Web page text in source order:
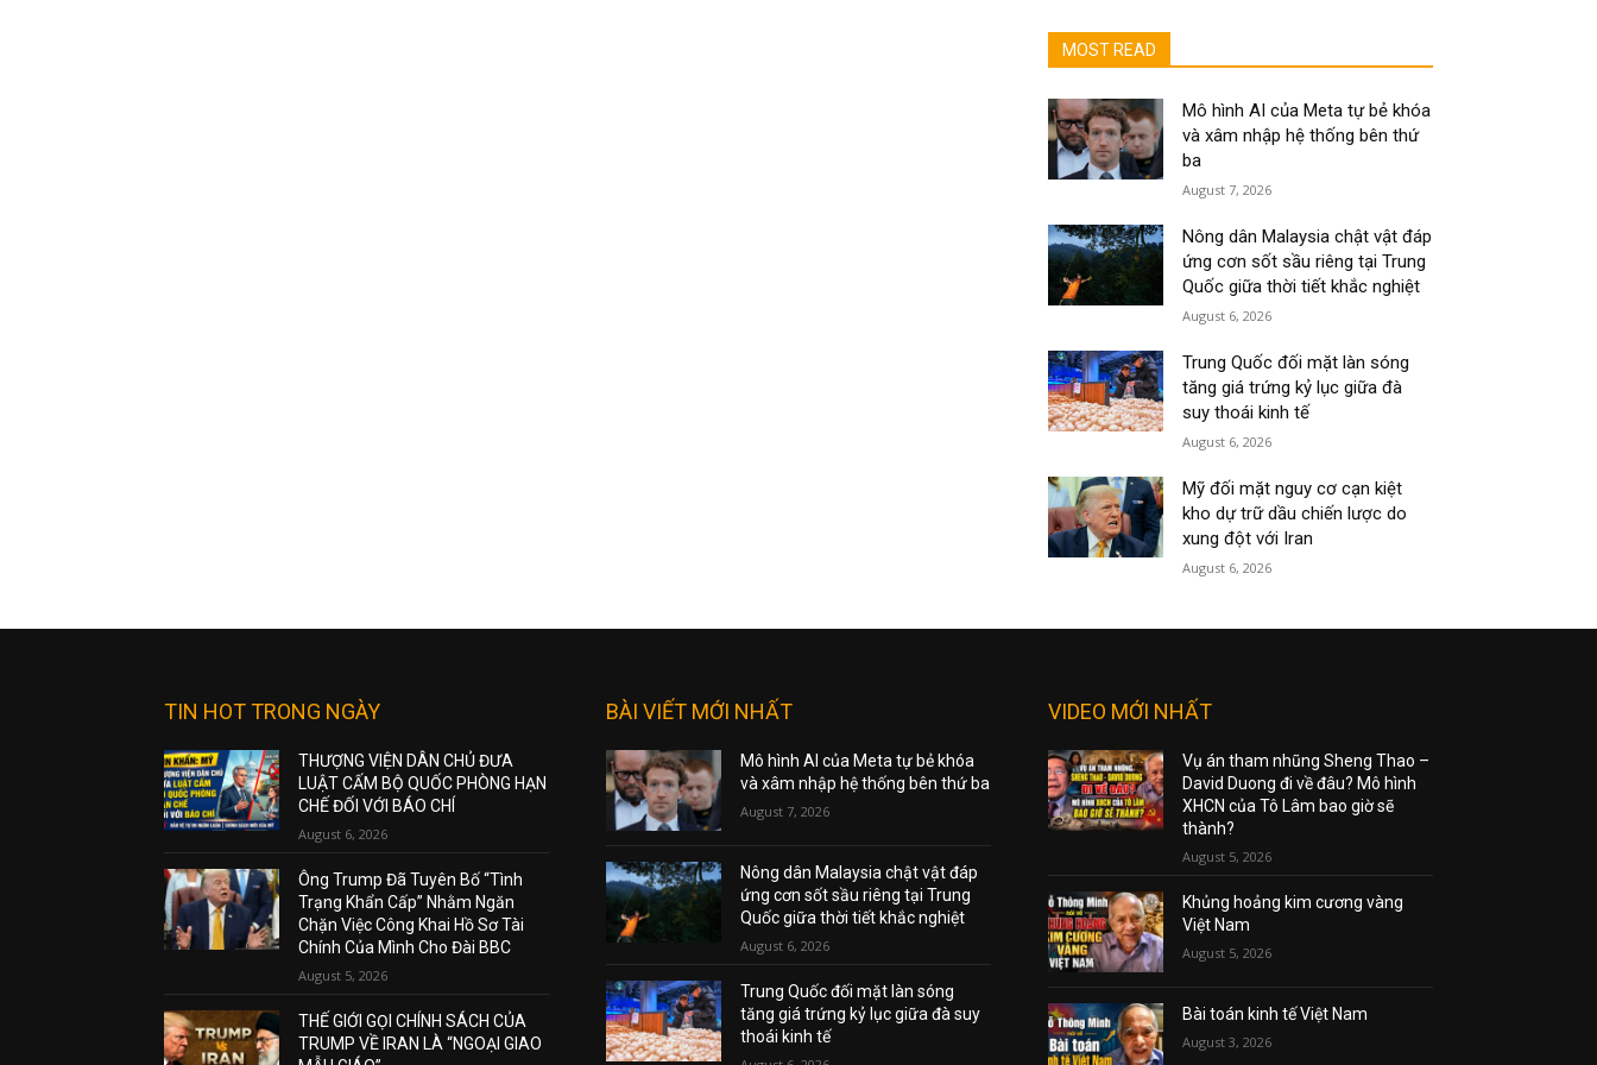
MOST READ
Mô hình AI của Meta tự bẻ khóa
và xâm nhập hệ thống bên thứ
ba
August 7, 2026
Nông dân Malaysia chật vật đáp
ứng cơn sốt sầu riêng tại Trung
Quốc giữa thời tiết khắc nghiệt
August 6, 2026
Trung Quốc đối mặt làn sóng
tăng giá trứng kỷ lục giữa đà
suy thoái kinh tế
August 6, 2026
Mỹ đối mặt nguy cơ cạn kiệt
kho dự trữ dầu chiến lược do
xung đột với Iran
August 6, 2026
TIN HOT TRONG NGÀY
THƯỢNG VIỆN DÂN CHỦ ĐƯA
LUẬT CẤM BỘ QUỐC PHÒNG HẠN
CHẾ ĐỐI VỚI BÁO CHÍ
August 6, 2026
Ông Trump Đã Tuyên Bố “Tình
Trạng Khẩn Cấp” Nhằm Ngăn
Chặn Việc Công Khai Hồ Sơ Tài
Chính Của Mình Cho Đài BBC
August 5, 2026
THẾ GIỚI GỌI CHÍNH SÁCH CỦA
TRUMP VỀ IRAN LÀ “NGOẠI GIAO
BÀI VIẾT MỚI NHẤT
Mô hình AI của Meta tự bẻ khóa
và xâm nhập hệ thống bên thứ ba
August 7, 2026
Nông dân Malaysia chật vật đáp
ứng cơn sốt sầu riêng tại Trung
Quốc giữa thời tiết khắc nghiệt
August 6, 2026
Trung Quốc đối mặt làn sóng
tăng giá trứng kỷ lục giữa đà suy
thoái kinh tế
VIDEO MỚI NHẤT
Vụ án tham nhũng Sheng Thao –
David Duong đi về đâu? Mô hình
XHCN của Tô Lâm bao giờ sẽ
thành?
August 5, 2026
Khủng hoảng kim cương vàng
Việt Nam
August 5, 2026
Bài toán kinh tế Việt Nam
August 3, 2026